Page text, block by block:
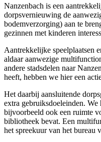
Nanzenbach is een
dorpsvernieuwing de
bodemverzorging) aan te
gezinnen met kinderen
Aantrekkelijke speelplaatsen
aldaar aanwezige
andere stadsdelen naar
heeft, hebben we hier een
Het daarbij aansluitende
extra gebruiksdoeleinden. We
bijvoorbeeld ook een ruimte
bibliotheek bevat. Een
het spreekuur van het bureau